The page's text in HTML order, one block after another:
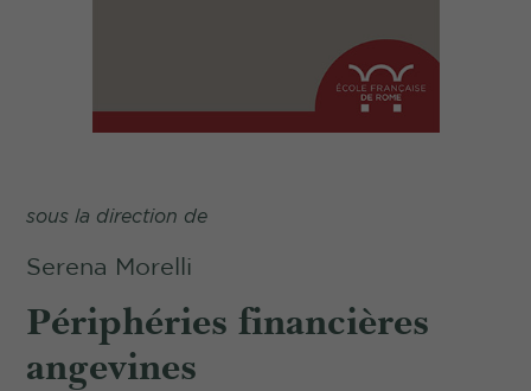
sous la direction de
Serena Morelli
Périphéries financières
angevines